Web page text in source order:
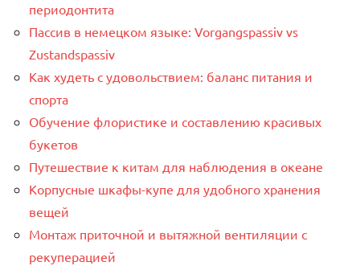
периодонтита
Пассив в немецком языке: Vorgangspassiv vs
Zustandspassiv
Как худеть с удовольствием: баланс питания и
спорта
Обучение флористике и составлению красивых
букетов
Путешествие к китам для наблюдения в океане
Корпусные шкафы-купе для удобного хранения
вещей
Монтаж приточной и вытяжной вентиляции с
рекуперацией